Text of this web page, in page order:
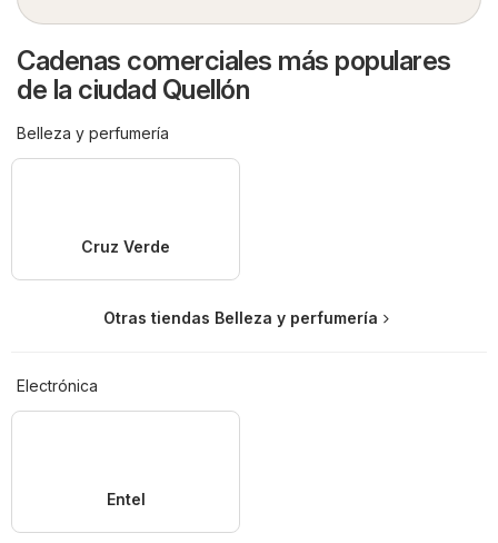
Cadenas comerciales más populares
de la ciudad Quellón
Belleza y perfumería
Cruz Verde
Otras tiendas Belleza y perfumería
Electrónica
Entel